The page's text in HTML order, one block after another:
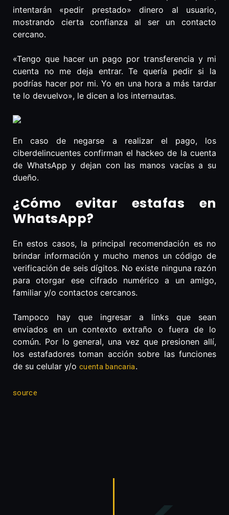
intentarán «pedir prestado» dinero al usuario,
mostrando cierta confianza al ser un contacto
cercano.
«Tengo que hacer un pago por transferencia y mi
cuenta no me deja entrar. Te quería pedir si la
podrías hacer por mi. Yo en una hora a más tardar
te lo devuelvo», le dicen a los internautas.
En caso de negarse a realizar el pago, los
ciberdelincuentes confirman el hackeo de la cuenta
de WhatsApp y dejan con las manos vacías a su
dueño.
¿Cómo evitar estafas en
WhatsApp?
En estos casos, la principal recomendación es no
brindar información y mucho menos un código de
verificación de seis dígitos. No existe ninguna razón
para otorgar ese cifrado numérico a un amigo,
familiar y/o contactos cercanos.
Tampoco hay que ingresar a links que sean
enviados en un contexto extraño o fuera de lo
común. Por lo general, una vez que presionen allí,
los estafadores toman acción sobre las funciones
de su celular y/o cuenta bancaria.
source